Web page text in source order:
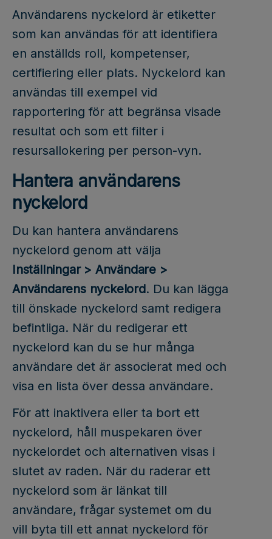
Användarens nyckelord är etiketter
som kan användas för att identifiera
en anställds roll, kompetenser,
certifiering eller plats. Nyckelord kan
användas till exempel vid
rapportering för att begränsa visade
resultat och som ett filter i
resursallokering per person-vyn.
Hantera användarens
nyckelord
Du kan hantera användarens
nyckelord genom att välja
Inställningar > Användare >
Användarens nyckelord. Du kan lägga
till önskade nyckelord samt redigera
befintliga. När du redigerar ett
nyckelord kan du se hur många
användare det är associerat med och
visa en lista över dessa användare.
För att inaktivera eller ta bort ett
nyckelord, håll muspekaren över
nyckelordet och alternativen visas i
slutet av raden. När du raderar ett
nyckelord som är länkat till
användare, frågar systemet om du
vill byta till ett annat nyckelord för